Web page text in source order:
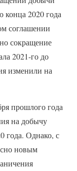
конца 2020 года
соглашении
сокращение
2021-го до
изменили на
прошлого года
на добычу
года. Однако, с
новым